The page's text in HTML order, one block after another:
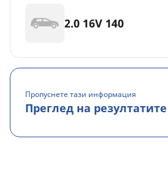
2.0 16V 140
Пропуснете тази информация
Преглед на резултатите